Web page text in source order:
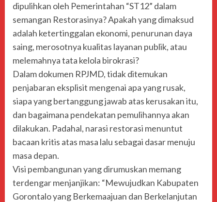
dipulihkan oleh Pemerintahan “ST12” dalam
semangan Restorasinya? Apakah yang dimaksud
adalah ketertinggalan ekonomi, penurunan daya
saing, merosotnya kualitas layanan publik, atau
melemahnya tata kelola birokrasi?
Dalam dokumen RPJMD, tidak ditemukan
penjabaran eksplisit mengenai apa yang rusak,
siapa yang bertanggung jawab atas kerusakan itu,
dan bagaimana pendekatan pemulihannya akan
dilakukan. Padahal, narasi restorasi menuntut
bacaan kritis atas masa lalu sebagai dasar menuju
masa depan.
Visi pembangunan yang dirumuskan memang
terdengar menjanjikan: “Mewujudkan Kabupaten
Gorontalo yang Berkemaajuan dan Berkelanjutan